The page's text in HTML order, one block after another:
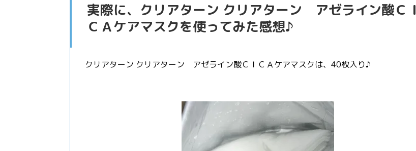
実際に、クリアターン クリアターン アゼライン酸ＣＩ
ＣＡケアマスクを使ってみた感想♪
クリアターン クリアターン アゼライン酸ＣＩＣＡケアマスクは、40枚入り♪